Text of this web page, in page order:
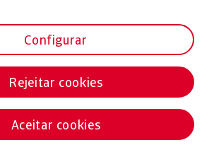
Configurar
Rejeitar cookies
Aceitar cookies